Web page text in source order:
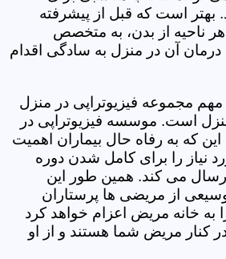
بهتر است که قبل از پیشرفته
ناحیه از بدن، به متخصص
درمان آن در منزل به سادگی اقدام
مجموعه فیزیوتراپی در منزل
است. موسسه فیزیوتراپی در
این که به رفاه حال بیماران اهمیت
نیاز را برای کامل شدن دوره
ارسال می کند. همین طور این
از مریضی ها پرستاران
به خانه مریض اعزام خواهد کرد
کنار مریض شما هستند و از او